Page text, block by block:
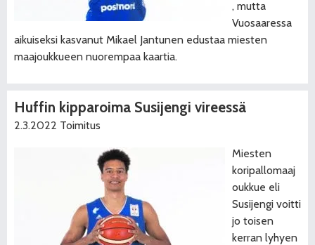
, mutta
Vuosaaressa
aikuiseksi kasvanut Mikael Jantunen edustaa miesten
maajoukkueen nuorempaa kaartia.
Huffin kipparoima Susijengi vireessä
2.3.2022 Toimitus
Miesten
koripallomaaj
oukkue eli
Susijengi voitti
jo toisen
kerran lyhyen